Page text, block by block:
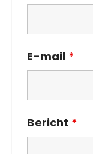
E-mail *
Bericht *